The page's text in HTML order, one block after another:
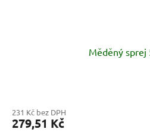
Měděný sprej
231 Kč bez DPH
279,51 Kč